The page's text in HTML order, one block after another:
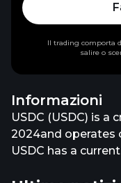
Informazioni
USDC (USDC) is a
2024and operates
USDC has a
Il trading comporta
salire o